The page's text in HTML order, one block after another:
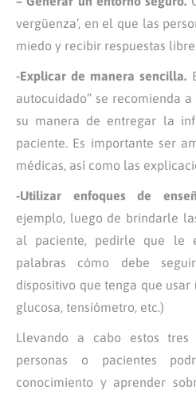
vergüenza’, en el que las
miedo y recibir respuestas
-Explicar de manera sencilla.
autocuidado” se recomienda
su manera de entregar la
paciente. Es importante ser
médicas, así como las
-Utilizar enfoques de
ejemplo, luego de brindarle
al paciente, pedirle que le
palabras cómo debe
dispositivo que tenga que
glucosa, tensiómetro, etc.)
Llevando a cabo estos tres
personas o pacientes
conocimiento y aprender